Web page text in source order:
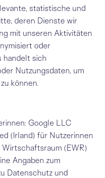
statistische und
deren Dienste wir
mit unseren Aktivitäten
oder
handelt sich
Nutzungsdaten, um
können.
Google LLC
(Irland) für Nutzerinnen
(EWR)
Angaben zum
Datenschutz und